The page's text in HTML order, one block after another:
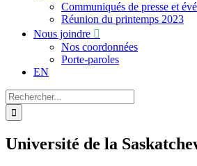
Communiqués de presse et
Réunion du printemps 2023
Nous joindre
Nos coordonnées
Porte-paroles
EN
Recherche
sur
le
:
Université de la